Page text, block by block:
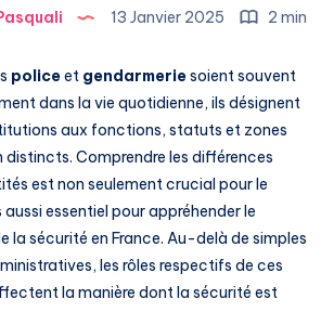
13 Janvier 2025 2 min
policeet gendarmeriesoient souvent
dans la vie quotidienne, ils désignent
aux fonctions, statuts et zones
distincts. Comprendre les différences
est non seulement crucial pour le
essentiel pour appréhender le
la sécurité en France. Au-delà de simples
les rôles respectifs de ces
la manière dont la sécurité est